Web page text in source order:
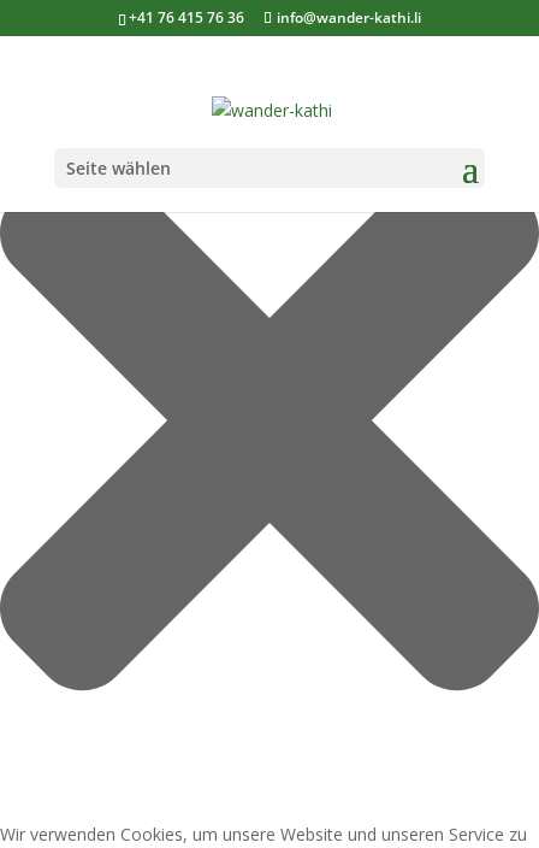
Cookie-Zustimmung verwalten
Wir verwenden Cookies, um unsere Website und unseren Service zu
+41 76 415 76 36 info@wander-kathi.li
Seite wählen